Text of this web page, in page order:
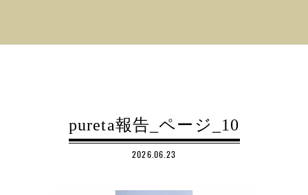
pureta報告_ページ_10
2026.06.23